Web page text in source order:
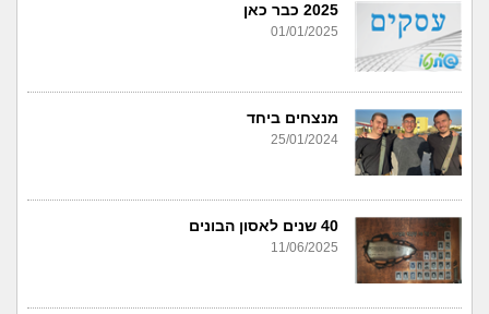
2025 כבר כאן
01/01/2025
מנצחים ביחד
25/01/2024
40 שנים לאסון הבונים
11/06/2025